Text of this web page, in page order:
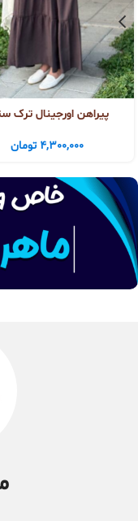
پیراهن اورجینال ترک
4,300,000 تومان